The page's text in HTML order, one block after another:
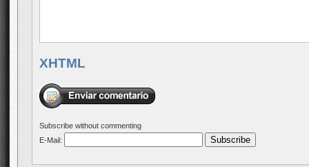
XHTML
Subscribe without commenting
E-Mail: